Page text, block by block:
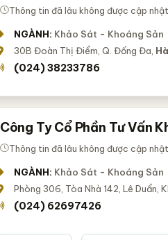
Thông tin đã lâu không được cập nhật
NGÀNH: Khảo Sát - Khoáng Sản
30B Đoàn Thị Điểm, Q. Đống Đa,
(024) 38233786
Công Ty Cổ Phần Tư Vấn
Thông tin đã lâu không được cập nhật
NGÀNH: Khảo Sát - Khoáng Sản
Phòng 306, Tòa Nhà 142, Lê Duẩn,
(024) 62697426